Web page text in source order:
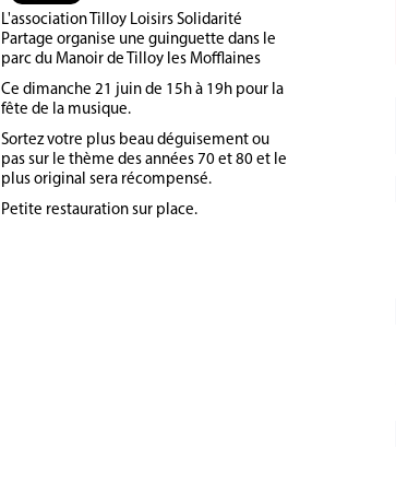
L'association Tilloy Loisirs Solidarité
Partage organise une guinguette dans le
parc du Manoir de Tilloy les Mofflaines
Ce dimanche 21 juin de 15h à 19h pour la
fête de la musique.
Sortez votre plus beau déguisement ou
pas sur le thème des années 70 et 80 et le
plus original sera récompensé.
Petite restauration sur place.